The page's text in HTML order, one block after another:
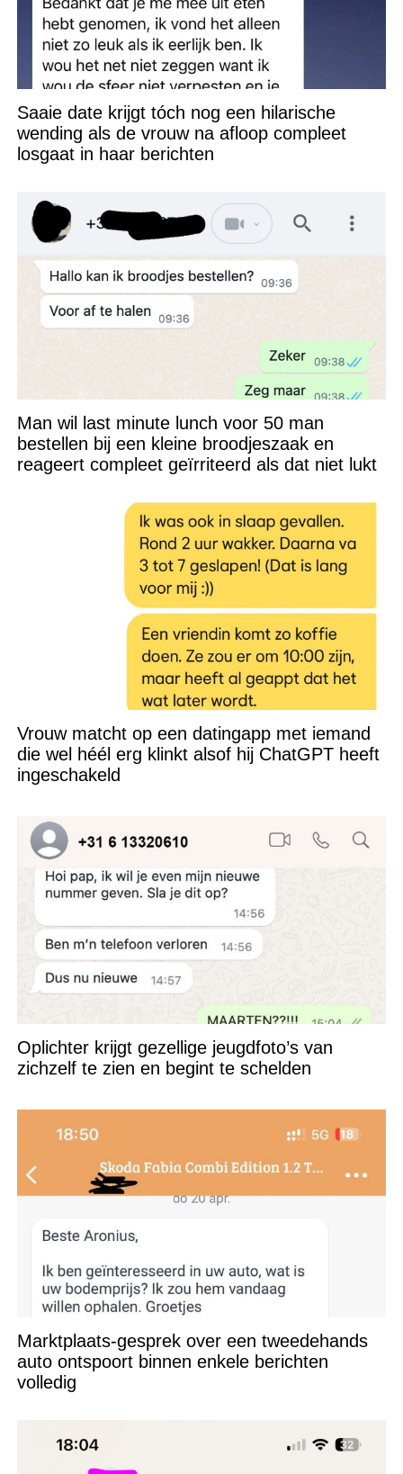
Saaie date krijgt tóch nog een hilarische
wending als de vrouw na afloop compleet
losgaat in haar berichten
Man wil last minute lunch voor 50 man
bestellen bij een kleine broodjeszaak en
reageert compleet geïrriteerd als dat niet lukt
Vrouw matcht op een datingapp met iemand
die wel héél erg klinkt alsof hij ChatGPT heeft
ingeschakeld
Oplichter krijgt gezellige jeugdfoto’s van
zichzelf te zien en begint te schelden
Marktplaats-gesprek over een tweedehands
auto ontspoort binnen enkele berichten
volledig